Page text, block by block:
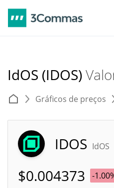
IdOS (IDOS)
Gráficos de preços
IDOS IdOS
$0.004373 -